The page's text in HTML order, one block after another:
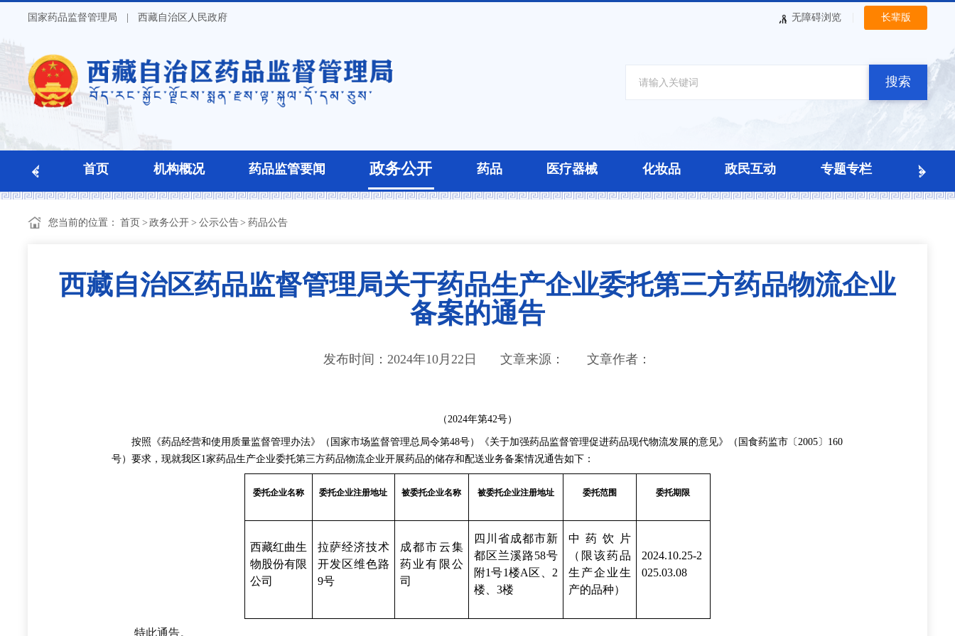
国家药品监督管理局 | 西藏自治区人民政府 无障碍浏览 长辈版
搜索
首页 机构概况 药品监管要闻 政务公开 药品 医疗器械 化妆品 政民互动 专题专栏
您当前的位置： 首页 > 政务公开> 公示公告> 药品公告
西藏自治区药品监督管理局关于药品生产企业委托第三方药品物流企业
备案的通告
发布时间：2024年10月22日 文章来源： 文章作者：
（2024年第42号）
按照《药品经营和使用质量监督管理办法》（国家市场监督管理总局令第48号）《关于加强药品监督管理促进药品现代物流发展的意见》（国食药监市〔2005〕160
号）要求，现就我区1家药品生产企业委托第三方药品物流企业开展药品的储存和配送业务备案情况通告如下：
委托企业名称 委托企业注册地址 被委托企业名称 被委托企业注册地址 委托范围 委托期限
西藏红曲生
物股份有限
公司
拉萨经济技术
开发区维色路
9号
成都市云集
药业有限公
司
四川省成都市新
都区兰溪路58号
附1号1楼A区、2
楼、3楼
中药饮片
（限该药品
生产企业生
产的品种）
2024.10.25-2
025.03.08
特此通告。